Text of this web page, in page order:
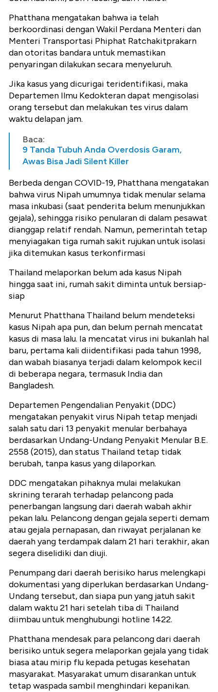
Phatthana mengatakan bahwa ia telah
berkoordinasi dengan Wakil Perdana Menteri dan
Menteri Transportasi Phiphat Ratchakitprakarn
dan otoritas bandara untuk memastikan
penyaringan dilakukan secara menyeluruh.
Jika kasus yang dicurigai teridentifikasi, maka
Departemen Ilmu Kedokteran dapat mengisolasi
orang tersebut dan melakukan tes virus dalam
waktu delapan jam.
Baca:
9 Tanda Tubuh Anda Overdosis Garam,
Awas Bisa Jadi Silent Killer
Berbeda dengan COVID-19, Phatthana mengatakan
bahwa virus Nipah umumnya tidak menular selama
masa inkubasi (saat penderita belum menunjukkan
gejala), sehingga risiko penularan di dalam pesawat
dianggap relatif rendah. Namun, pemerintah tetap
menyiagakan tiga rumah sakit rujukan untuk isolasi
jika ditemukan kasus terkonfirmasi
Thailand melaporkan belum ada kasus Nipah
hingga saat ini, rumah sakit diminta untuk bersiap-
siap
Menurut Phatthana Thailand belum mendeteksi
kasus Nipah apa pun, dan belum pernah mencatat
kasus di masa lalu. Ia mencatat virus ini bukanlah hal
baru, pertama kali diidentifikasi pada tahun 1998,
dan wabah biasanya terjadi dalam kelompok kecil
di beberapa negara, termasuk India dan
Bangladesh.
Departemen Pengendalian Penyakit (DDC)
mengatakan penyakit virus Nipah tetap menjadi
salah satu dari 13 penyakit menular berbahaya
berdasarkan Undang-Undang Penyakit Menular B.E.
2558 (2015), dan status Thailand tetap tidak
berubah, tanpa kasus yang dilaporkan.
DDC mengatakan pihaknya mulai melakukan
skrining terarah terhadap pelancong pada
penerbangan langsung dari daerah wabah akhir
pekan lalu. Pelancong dengan gejala seperti demam
atau gejala pernapasan, dan riwayat perjalanan ke
daerah yang terdampak dalam 21 hari terakhir, akan
segera diselidiki dan diuji.
Penumpang dari daerah berisiko harus melengkapi
dokumentasi yang diperlukan berdasarkan Undang-
Undang tersebut, dan siapa pun yang jatuh sakit
dalam waktu 21 hari setelah tiba di Thailand
diimbau untuk menghubungi hotline 1422.
Phatthana mendesak para pelancong dari daerah
berisiko untuk segera melaporkan gejala yang tidak
biasa atau mirip flu kepada petugas kesehatan
masyarakat. Masyarakat umum disarankan untuk
tetap waspada sambil menghindari kepanikan.